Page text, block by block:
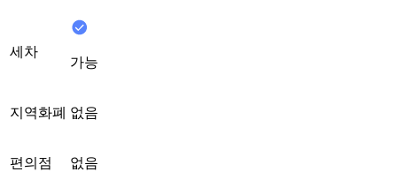
세차
가능
지역화폐 없음
편의점 없음